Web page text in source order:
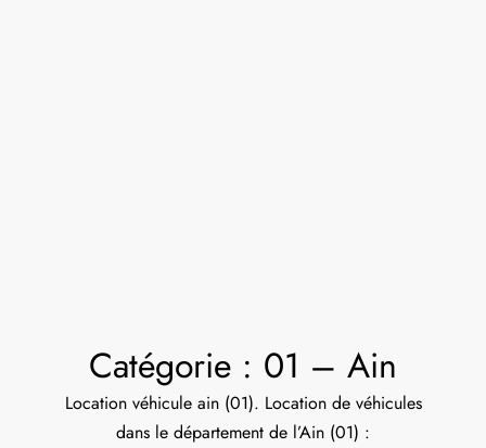
Catégorie : 01 – Ain
Location véhicule ain (01). Location de véhicules
dans le département de l’Ain (01) :